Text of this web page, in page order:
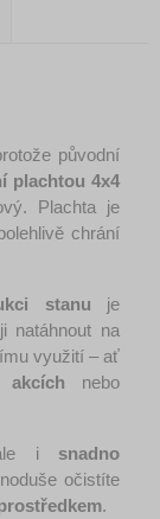
plachtou 4x4
Plachta je
chrání
stanu
využití – ať
akcích
i snadno
.